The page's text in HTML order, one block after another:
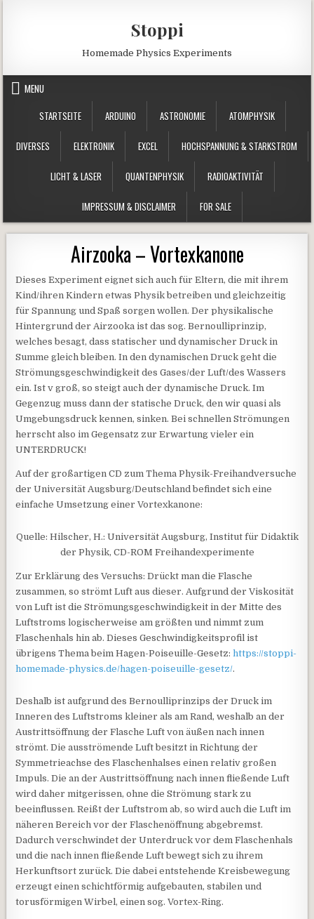
Stoppi
Homemade Physics Experiments
MENU
STARTSEITE
ARDUINO ASTRONOMIE ATOMPHYSIK
DIVERSES ELEKTRONIK EXCEL HOCHSPANNUNG & STARKSTROM
LICHT & LASER QUANTENPHYSIK RADIOAKTIVITÄT
IMPRESSUM & DISCLAIMER FOR SALE
Airzooka – Vortexkanone
Dieses Experiment eignet sich auch für Eltern, die mit ihrem
Kind/ihren Kindern etwas Physik betreiben und gleichzeitig
für Spannung und Spaß sorgen wollen. Der physikalische
Hintergrund der Airzooka ist das sog. Bernoulliprinzip,
welches besagt, dass statischer und dynamischer Druck in
Summe gleich bleiben. In den dynamischen Druck geht die
Strömungsgeschwindigkeit des Gases/der Luft/des Wassers
ein. Ist v groß, so steigt auch der dynamische Druck. Im
Gegenzug muss dann der statische Druck, den wir quasi als
Umgebungsdruck kennen, sinken. Bei schnellen Strömungen
herrscht also im Gegensatz zur Erwartung vieler ein
UNTERDRUCK!
Auf der großartigen CD zum Thema Physik-Freihandversuche
der Universität Augsburg/Deutschland befindet sich eine
einfache Umsetzung einer Vortexkanone:
Quelle: Hilscher, H.: Universität Augsburg, Institut für Didaktik
der Physik, CD-ROM Freihandexperimente
Zur Erklärung des Versuchs: Drückt man die Flasche
zusammen, so strömt Luft aus dieser. Aufgrund der Viskosität
von Luft ist die Strömungsgeschwindigkeit in der Mitte des
Luftstroms logischerweise am größten und nimmt zum
Flaschenhals hin ab. Dieses Geschwindigkeitsprofil ist
übrigens Thema beim Hagen-Poiseuille-Gesetz:https://stoppi-
homemade-physics.de/hagen-poiseuille-gesetz/.
Deshalb ist aufgrund des Bernoulliprinzips der Druck im
Inneren des Luftstroms kleiner als am Rand, weshalb an der
Austrittsöffnung der Flasche Luft von äußen nach innen
strömt. Die ausströmende Luft besitzt in Richtung der
Symmetrieachse des Flaschenhalses einen relativ großen
Impuls. Die an der Austrittsöffnung nach innen fließende Luft
wird daher mitgerissen, ohne die Strömung stark zu
beeinflussen. Reißt der Luftstrom ab, so wird auch die Luft im
näheren Bereich vor der Flaschenöffnung abgebremst.
Dadurch verschwindet der Unterdruck vor dem Flaschenhals
und die nach innen fließende Luft bewegt sich zu ihrem
Herkunftsort zurück. Die dabei entstehende Kreisbewegung
erzeugt einen schichtförmig aufgebauten, stabilen und
torusförmigen Wirbel, einen sog. Vortex-Ring.